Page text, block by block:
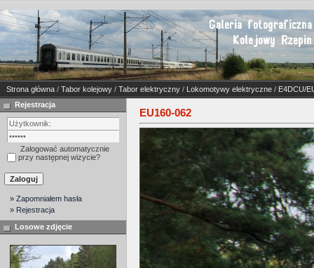
Strona główna / Tabor kolejowy / Tabor elektryczny / Lokomotywy elektryczne / E4DCU/
Rejestracja
Zalogować automatycznie
przy następnej wizycie?
» Zapomniałem hasła
» Rejestracja
Losowe zdjęcie
EU160-062